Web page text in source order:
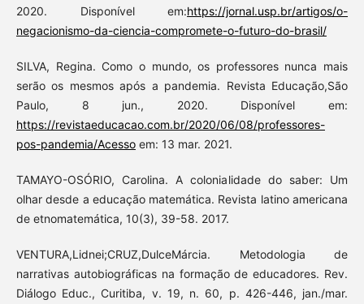
2020. Disponível em:https://jornal.usp.br/artigos/o-
negacionismo-da-ciencia-compromete-o-futuro-do-brasil/
SILVA, Regina. Como o mundo, os professores nunca mais
serão os mesmos após a pandemia. Revista Educação,São
Paulo, 8 jun., 2020. Disponível em:
https://revistaeducacao.com.br/2020/06/08/professores-
pos-pandemia/Acessoem: 13 mar. 2021.
TAMAYO-OSÓRIO, Carolina. A colonialidade do saber: Um
olhar desde a educação matemática. Revista latino americana
de etnomatemática, 10(3), 39-58. 2017.
VENTURA,Lidnei;CRUZ,DulceMárcia. Metodologia de
narrativas autobiográficas na formação de educadores. Rev.
Diálogo Educ., Curitiba, v. 19, n. 60, p. 426-446, jan./mar.